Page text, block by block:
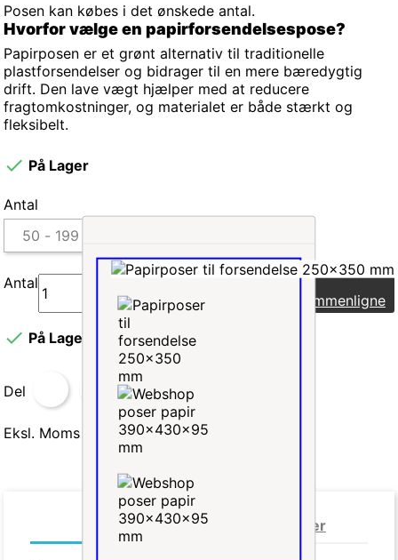
Posen kan købes i det ønskede antal.
Hvorfor vælge en papirforsendelsespose?
Papirposen er et grønt alternativ til traditionelle
plastforsendelser og bidrager til en mere bæredygtig
drift. Den lave vægt hjælper med at reducere
fragtomkostninger, og materialet er både stærkt og
fleksibelt.
 På Lager
Antal
Antal
Sammenligne
 På Lager
Del
Eksl. Moms Inkl. Moms
Datablad Anmeldelser